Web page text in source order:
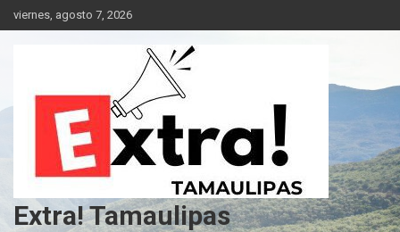
Skip
to
viernes, agosto 7, 2026
Extra! Tamaulipas